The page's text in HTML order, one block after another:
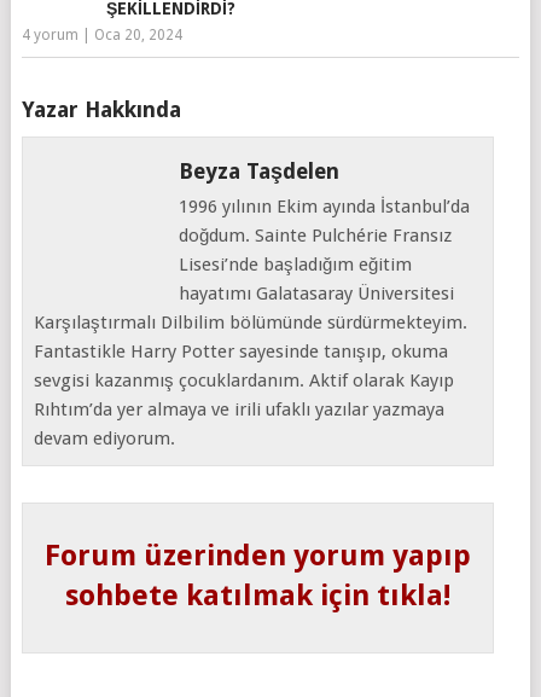
ŞEKILLENDIRDI?
4 yorum Oca 20, 2024
Yazar Hakkında
Beyza Taşdelen
1996 yılının Ekim ayında İstanbul’da
doğdum. Sainte Pulchérie Fransız
Lisesi’nde başladığım eğitim
hayatımı Galatasaray Üniversitesi
Karşılaştırmalı Dilbilim bölümünde sürdürmekteyim.
Fantastikle Harry Potter sayesinde tanışıp, okuma
sevgisi kazanmış çocuklardanım. Aktif olarak Kayıp
Rıhtım’da yer almaya ve irili ufaklı yazılar yazmaya
devam ediyorum.
Forum üzerinden yorum yapıp
sohbete katılmak için tıkla!